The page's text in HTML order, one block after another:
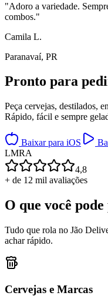
"Adoro a variedade.
combos."
Camila L.
Paranavaí, PR
Pronto para
Peça cervejas, destilados,
Rápido, fácil e sempre
Baixar para iOS
LMRA
4,8
+ de 12 mil avaliações
O que você
Tudo que rola no Jão
achar rápido.
Cervejas e Marcas